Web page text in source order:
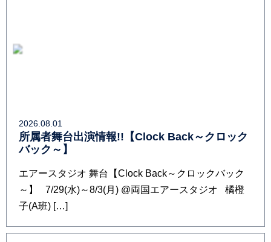
2026.08.01
所属者舞台出演情報!!【Clock Back～クロック
バック～】
エアースタジオ 舞台【Clock Back～クロックバック
～】 7/29(水)～8/3(月) @両国エアースタジオ 橘橙
子(A班) […]